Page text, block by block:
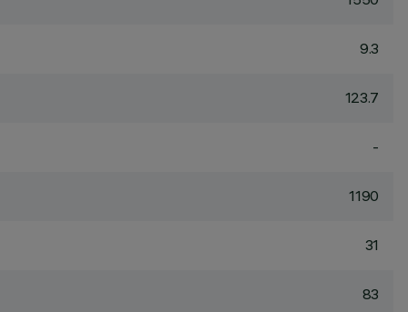
9.3
123.7
-
1190
31
83